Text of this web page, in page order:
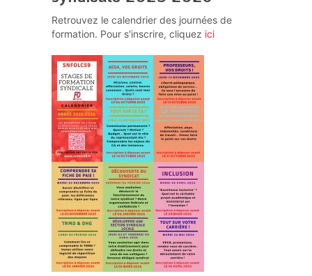
Retrouvez le calendrier des journées de
formation. Pour s'inscrire, cliquez ici